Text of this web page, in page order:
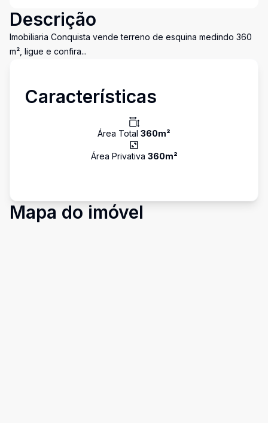
Descrição
Imobiliaria Conquista vende terreno de esquina medindo 360
m², ligue e confira...
Características
Área Total 360m²
Área Privativa 360m²
Mapa do imóvel